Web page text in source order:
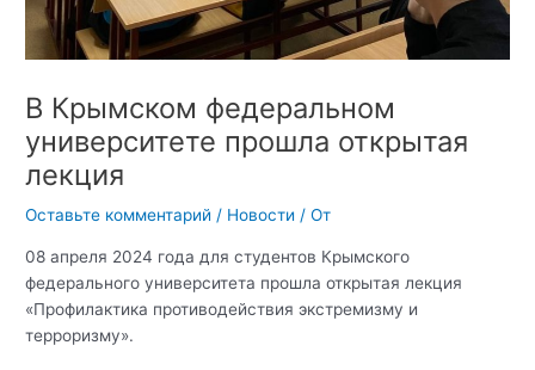
В Крымском федеральном
университете прошла открытая
лекция
Оставьте комментарий / Новости / От
08 апреля 2024 года для студентов Крымского
федерального университета прошла открытая лекция
«Профилактика противодействия экстремизму и
терроризму».